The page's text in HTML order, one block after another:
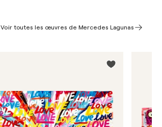
Voir toutes les œuvres de Mercedes Lagunas